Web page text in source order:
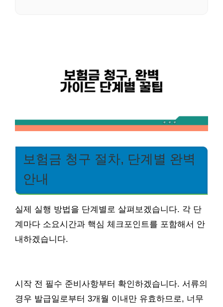
보험금 청구 절차, 단계별 완벽
안내
실제 실행 방법을 단계별로 살펴보겠습니다. 각 단
계마다 소요시간과 핵심 체크포인트를 포함해서 안
내하겠습니다.
시작 전 필수 준비사항부터 확인하겠습니다. 서류의
경우 발급일로부터 3개월 이내만 유효하므로, 너무